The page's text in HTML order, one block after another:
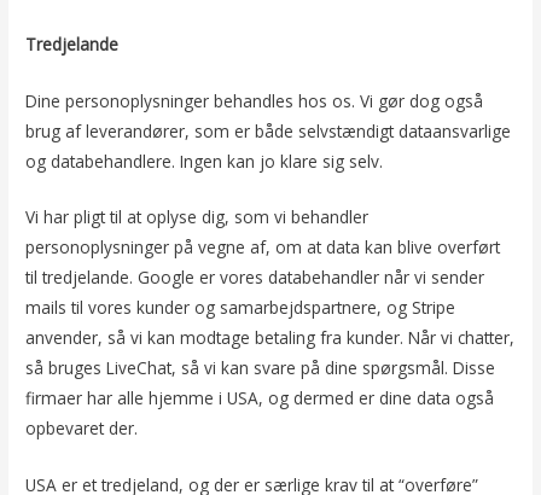
Tredjelande
Dine personoplysninger behandles hos os. Vi gør dog også
brug af leverandører, som er både selvstændigt dataansvarlige
og databehandlere. Ingen kan jo klare sig selv.
Vi har pligt til at oplyse dig, som vi behandler
personoplysninger på vegne af, om at data kan blive overført
til tredjelande. Google er vores databehandler når vi sender
mails til vores kunder og samarbejdspartnere, og Stripe
anvender, så vi kan modtage betaling fra kunder. Når vi chatter,
så bruges LiveChat, så vi kan svare på dine spørgsmål. Disse
firmaer har alle hjemme i USA, og dermed er dine data også
opbevaret der.
USA er et tredjeland, og der er særlige krav til at “overføre”